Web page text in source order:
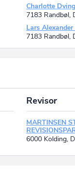
Charlotte
7183 Randbøl,
Lars Alexander
7183 Randbøl,
Revisor
MARTINSEN
6000 Kolding,